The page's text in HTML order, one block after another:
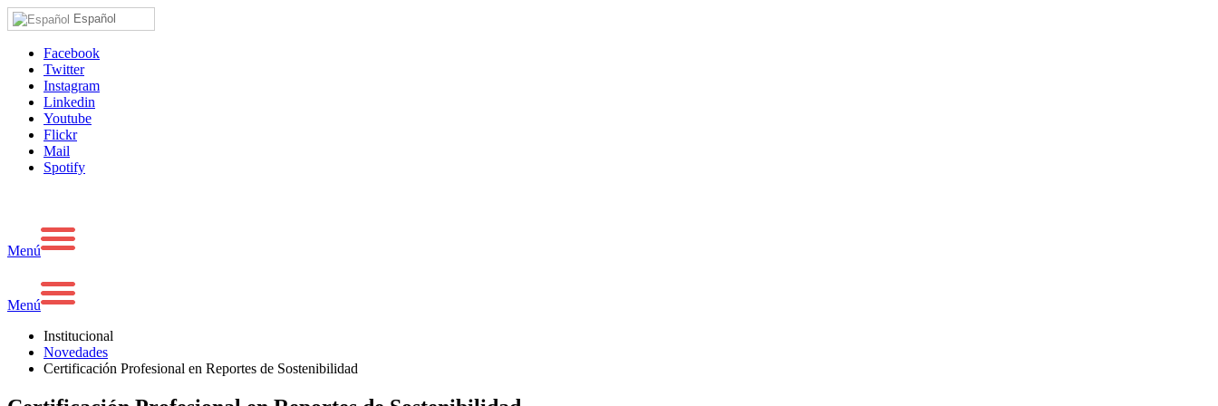
Español
Facebook
Twitter
Instagram
Linkedin
Youtube
Flickr
Mail
Spotify
Menú
Menú
Institucional
Novedades
Certificación Profesional en Reportes de Sostenibilidad